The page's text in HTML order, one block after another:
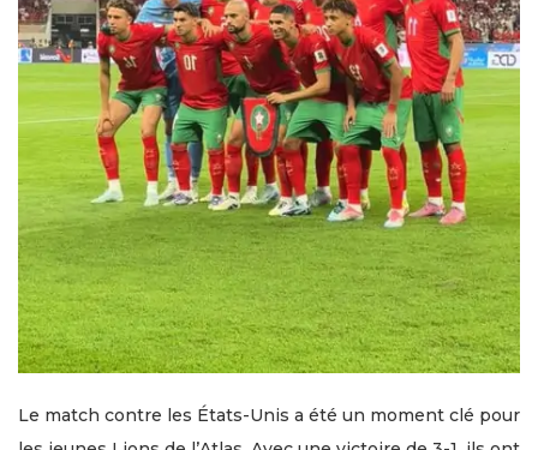
Le match contre les États-Unis a été un moment clé pour